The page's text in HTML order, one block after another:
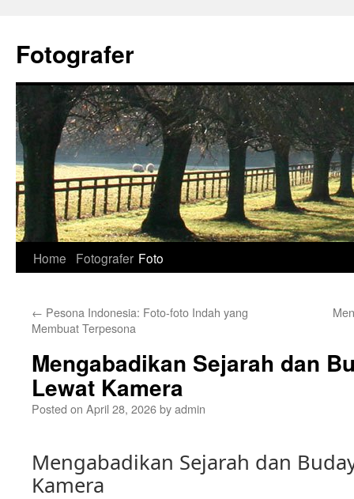
content
Fotografer
Home Fotografer Foto
← Pesona Indonesia: Foto-foto Indah yang
Membuat Terpesona
Mengabadikan Sejarah dan
Lewat Kamera
Posted on April 28, 2026byadmin
Mengabadikan Sejarah dan
Kamera